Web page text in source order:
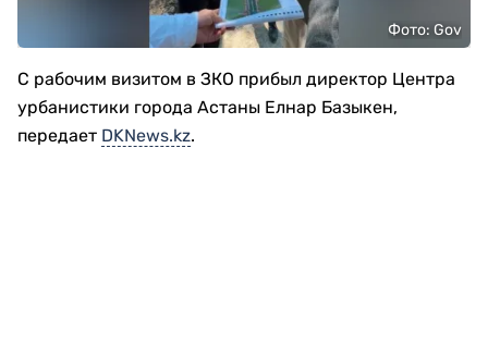
Фото: Gov
С рабочим визитом в ЗКО прибыл директор Центра
урбанистики города Астаны Елнар Базыкен,
передает DKNews.kz.